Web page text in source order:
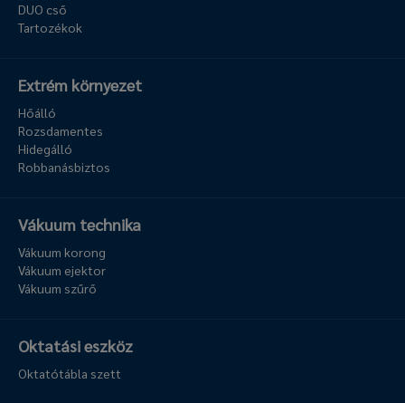
DUO cső
Tartozékok
Extrém környezet
Hőálló
Rozsdamentes
Hidegálló
Robbanásbiztos
Vákuum technika
Vákuum korong
Vákuum ejektor
Vákuum szűrő
Oktatási eszköz
Oktatótábla szett